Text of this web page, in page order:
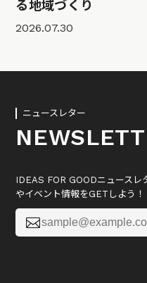
る地域づくり
2026.07.30
ニュースレター
IDEAS FOR GOODニュースレ
やイベント情報をGETしよう！
